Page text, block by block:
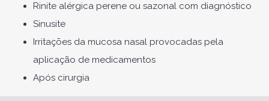
Rinite alérgica perene ou sazonal com diagnóstico
Sinusite
Irritações da mucosa nasal provocadas pela
aplicação de medicamentos
Após cirurgia